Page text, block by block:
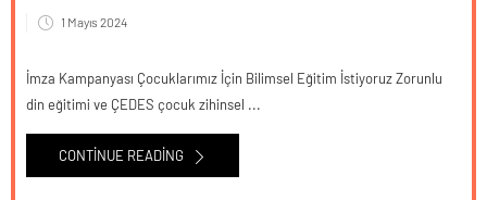
1 Mayıs 2024
İmza Kampanyası Çocuklarımız İçin Bilimsel Eğitim İstiyoruz Zorunlu
din eğitimi ve ÇEDES çocuk zihinsel ...
CONTINUE READING